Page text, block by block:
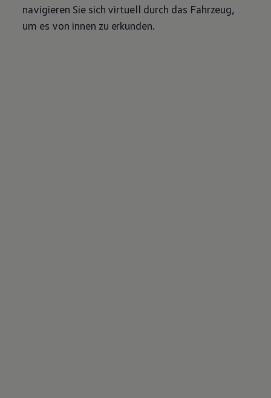
navigieren Sie sich virtuell durch das Fahrzeug,
um es von innen zu erkunden.